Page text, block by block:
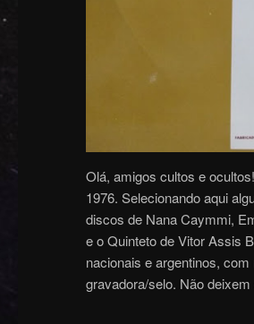
Olá, amigos cultos e
1976. Selecionando aqui
discos de Nana Caymmi,
e o Quinteto de Vitor Assis
nacionais e argentinos,
gravadora/selo. Não